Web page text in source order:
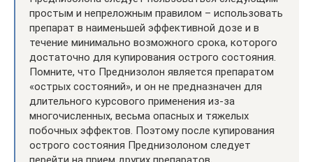
простым и непреложным правилом – использовать
препарат в наименьшей эффективной дозе и в
течение минимально возможного срока, которого
достаточно для купирования острого состояния.
Помните, что Преднизолон является препаратом
«острых состояний», и он не предназначен для
длительного курсового применения из-за
многочисленных, весьма опасных и тяжелых
побочных эффектов. Поэтому после купирования
острого состояния Преднизолоном следует